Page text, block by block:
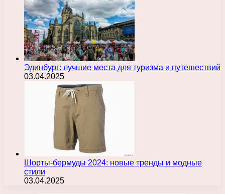
Эдинбург: лучшие места для туризма и путешествий
03.04.2025
Шорты-бермуды 2024: новые тренды и модные
стили
03.04.2025